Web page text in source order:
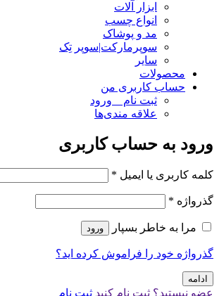
ابزار آلات
انواع چسب
مد و پوشاک
سوپرمارکت|سوپر تِک
سایر
محصولات
حساب کاربری من
ثبت نام _ ورود
علاقه مندی‌ها
ورود به حساب کاربری
کلمه کاربری یا ایمیل *
گذرواژه *
مرا به خاطر بسپار ورود
گذرواژه خود را فراموش کرده اید؟
ادامه
عضو نیستید؟ ثبت نام کنید ثبت نام